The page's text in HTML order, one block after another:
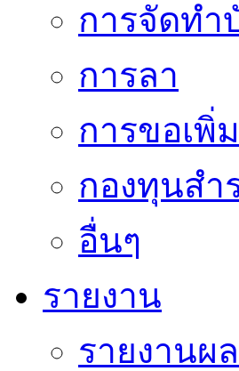
การจัดทำ
การลา
การขอเพิ่
กองทุนสำ
อื่นๆ
รายงาน
รายงานผ